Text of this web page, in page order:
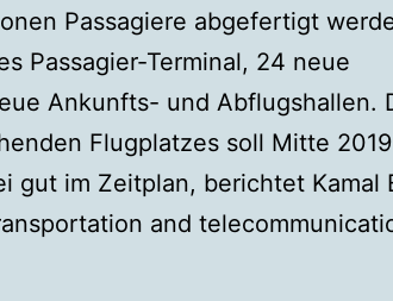
Passagiere abgefertigt
Passagier-Terminal, 24 neue
Ankunfts- und Abflugshallen.
Flugplatzes soll Mitte 2019
gut im Zeitplan, berichtet Kamal
and